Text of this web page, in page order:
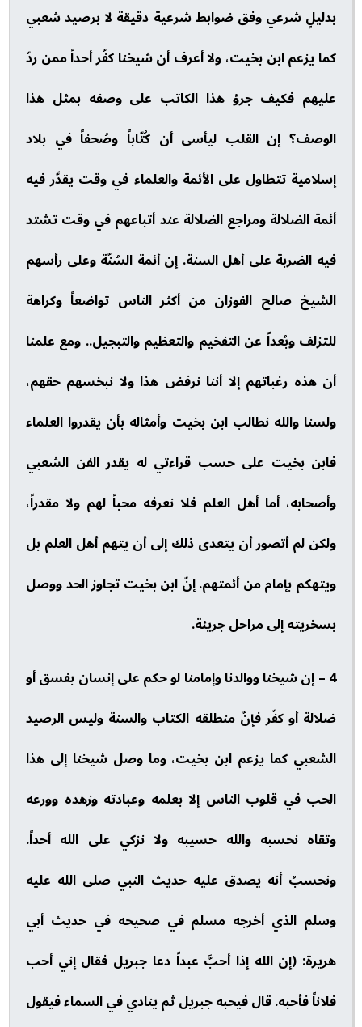
بدليلٍ شرعي وفق ضوابط شرعية دقيقة لا برصيد شعبي
كما يزعم ابن بخيت، ولا أعرف أن شيخنا كفّر أحداً ممن ردّ
عليهم فكيف جرؤ هذا الكاتب على وصفه بمثل هذا
الوصف؟ إن القلب ليأسى أن كُتّاباً وصُحفاً في بلاد
إسلامية تتطاول على الأئمة والعلماء في وقت يقدَّر فيه
أئمة الضلالة ومراجع الضلالة عند أتباعهم في وقت تشتد
فيه الضربة على أهل السنة. إن أئمة السُنّة وعلى رأسهم
الشيخ صالح الفوزان من أكثر الناس تواضعاً وكراهة
للتزلف وبُعداً عن التفخيم والتعظيم والتبجيل.. ومع علمنا
أن هذه رغباتهم إلا أننا نرفض هذا ولا نبخسهم حقهم،
ولسنا والله نطالب ابن بخيت وأمثاله بأن يقدروا العلماء
فابن بخيت على حسب قراءتي له يقدر الفن الشعبي
وأصحابه، أما أهل العلم فلا نعرفه محباً لهم ولا مقدراً،
ولكن لم أتصور أن يتعدى ذلك إلى أن يتهم أهل العلم بل
ويتهكم بإمام من أئمتهم. إنّ ابن بخيت تجاوز الحد ووصل
بسخريته إلى مراحل جريئة.
4 – إن شيخنا ووالدنا وإمامنا لو حكم على إنسان بفسق أو
ضلالة أو كفّر فإنّ منطلقه الكتاب والسنة وليس الرصيد
الشعبي كما يزعم ابن بخيت، وما وصل شيخنا إلى هذا
الحب في قلوب الناس إلا بعلمه وعبادته وزهده وورعه
وتقاه نحسبه والله حسيبه ولا نزكي على الله أحداً.
ونحسبُ أنه يصدق عليه حديث النبي صلى الله عليه
وسلم الذي أخرجه مسلم في صحيحه في حديث أبي
هريرة: (إن الله إذا أحبَّ عبداً دعا جبريل فقال إني أحب
فلاناً فأحبه. قال فيحبه جبريل ثم ينادي في السماء فيقول